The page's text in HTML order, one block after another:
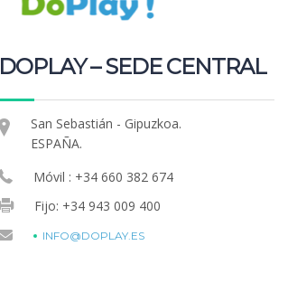
DOPLAY – SEDE CENTRAL
San Sebastián - Gipuzkoa.
ESPAÑA.
Móvil : +34 660 382 674
Fijo: +34 943 009 400
INFO@DOPLAY.ES